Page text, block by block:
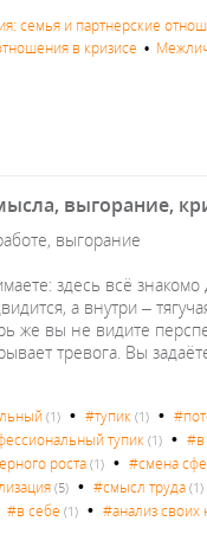
семья и партнерские
в кризисе •
выгорание,
выгорание
здесь всё
а внутри – тягучая
же вы не видите
тревога. Вы
(1) •#тупик (1) •
тупик (1) •#в
роста(1) •#смена
(5) •#смысл труда (1)
#в себе (1) •#анализ своих